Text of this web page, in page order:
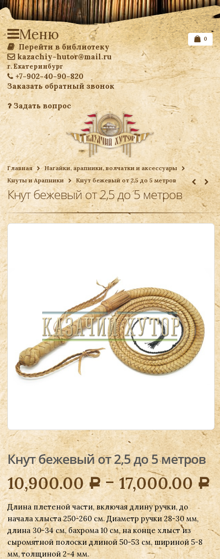
Перейти в библиотеку
kazachiy-hutor@mail.ru
г. Екатеринбург
+7-902-40-90-820
Заказать обратный звонок
Задать вопрос
Список желаемого
Ваша корзина
0
Меню
Главная
Нагайки, арапники, волчатки и аксессуары
Кнуты и Арапники
Кнут бежевый от 2,5 до 5 метров
Кнут бежевый от 2,5 до 5 метров
Кнут бежевый от 2,5 до 5 метров
10,900.00Р–17,000.00Р
Длина плетеной части, включая длину ручки, до
начала хлыста 250-260 см. Диаметр ручки 28-30 мм,
длина 30-34 см, бахрома 10 см, на конце хлыст из
сыромятной полоски длиной 50-53 см, шириной 5-8
мм, толщиной 2-4 мм.